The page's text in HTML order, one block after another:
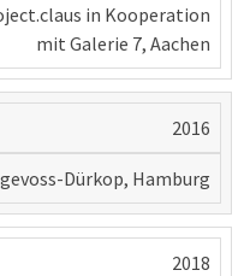
in Kooperation
mit Galerie 7, Aachen
2016
Dürkop, Hamburg
2018